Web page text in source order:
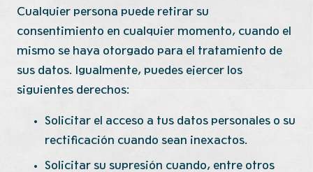
Cualquier persona puede retirar su
consentimiento en cualquier momento, cuando el
mismo se haya otorgado para el tratamiento de
sus datos. Igualmente, puedes ejercer los
siguientes derechos:
Solicitar el acceso a tus datos personales o su
rectificación cuando sean inexactos.
Solicitar su supresión cuando, entre otros